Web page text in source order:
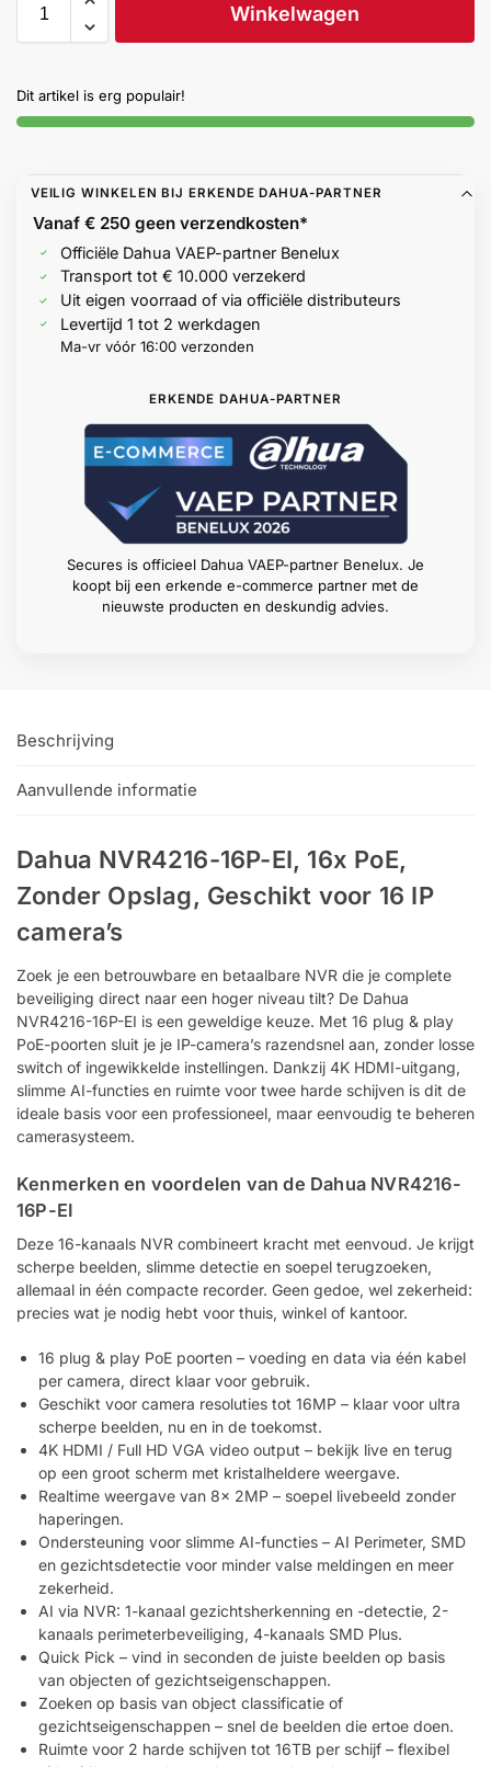
Winkelwagen
Dit artikel is erg populair!
VEILIG WINKELEN BIJ ERKENDE DAHUA-PARTNER
Vanaf € 250 geenverzendkosten*
Officiële Dahua VAEP-partner Benelux
Transport tot € 10.000 verzekerd
Uit eigen voorraad of via officiële distributeurs
Levertijd 1 tot 2 werkdagen
Ma-vr vóór 16:00 verzonden
ERKENDE DAHUA-PARTNER
Secures is officieel Dahua VAEP-partner Benelux. Je
koopt bij een erkende e-commerce partner met de
nieuwste producten en deskundig advies.
Beschrijving
Aanvullende informatie
Dahua NVR4216-16P-EI, 16x PoE,
Zonder Opslag, Geschikt voor 16 IP
camera’s
Zoek je een betrouwbare en betaalbare NVR die je complete
beveiliging direct naar een hoger niveau tilt? De Dahua
NVR4216-16P-EI is een geweldige keuze. Met 16 plug & play
PoE-poorten sluit je je IP-camera’s razendsnel aan, zonder losse
switch of ingewikkelde instellingen. Dankzij 4K HDMI-uitgang,
slimme AI-functies en ruimte voor twee harde schijven is dit de
ideale basis voor een professioneel, maar eenvoudig te beheren
camerasysteem.
Kenmerken en voordelen van de Dahua NVR4216-
16P-EI
Deze 16-kanaals NVR combineert kracht met eenvoud. Je krijgt
scherpe beelden, slimme detectie en soepel terugzoeken,
allemaal in één compacte recorder. Geen gedoe, wel zekerheid:
precies wat je nodig hebt voor thuis, winkel of kantoor.
16 plug & play PoE poorten – voeding en data via één kabel
per camera, direct klaar voor gebruik.
Geschikt voor camera resoluties tot 16MP – klaar voor ultra
scherpe beelden, nu en in de toekomst.
4K HDMI / Full HD VGA video output – bekijk live en terug
op een groot scherm met kristalheldere weergave.
Realtime weergave van 8x 2MP – soepel livebeeld zonder
haperingen.
Ondersteuning voor slimme AI-functies – AI Perimeter, SMD
en gezichtsdetectie voor minder valse meldingen en meer
zekerheid.
AI via NVR: 1-kanaal gezichtsherkenning en -detectie, 2-
kanaals perimeterbeveiliging, 4-kanaals SMD Plus.
Quick Pick – vind in seconden de juiste beelden op basis
van objecten of gezichtseigenschappen.
Zoeken op basis van object classificatie of
gezichtseigenschappen – snel de beelden die ertoe doen.
Ruimte voor 2 harde schijven tot 16TB per schijf – flexibel